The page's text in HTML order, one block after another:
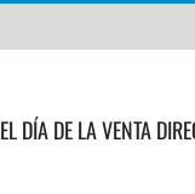
EL DÍA DE LA VENTA